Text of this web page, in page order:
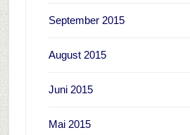
September 2015
August 2015
Juni 2015
Mai 2015